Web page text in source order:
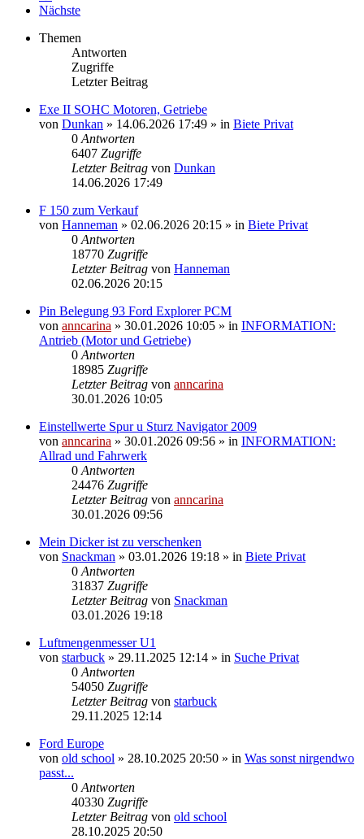
Nächste
Themen
Antworten
Zugriffe
Letzter Beitrag
Exe II SOHC Motoren, Getriebe
von Dunkan » 14.06.2026 17:49 » in Biete Privat
0 Antworten
6407 Zugriffe
Letzter Beitrag von Dunkan
14.06.2026 17:49
F 150 zum Verkauf
von Hanneman » 02.06.2026 20:15 » in Biete Privat
0 Antworten
18770 Zugriffe
Letzter Beitrag von Hanneman
02.06.2026 20:15
Pin Belegung 93 Ford Explorer PCM
von anncarina » 30.01.2026 10:05 » in INFORMATION:
Antrieb (Motor und Getriebe)
0 Antworten
18985 Zugriffe
Letzter Beitrag von anncarina
30.01.2026 10:05
Einstellwerte Spur u Sturz Navigator 2009
von anncarina » 30.01.2026 09:56 » in INFORMATION:
Allrad und Fahrwerk
0 Antworten
24476 Zugriffe
Letzter Beitrag von anncarina
30.01.2026 09:56
Mein Dicker ist zu verschenken
von Snackman » 03.01.2026 19:18 » in Biete Privat
0 Antworten
31837 Zugriffe
Letzter Beitrag von Snackman
03.01.2026 19:18
Luftmengenmesser U1
von starbuck » 29.11.2025 12:14 » in Suche Privat
0 Antworten
54050 Zugriffe
Letzter Beitrag von starbuck
29.11.2025 12:14
Ford Europe
von old school » 28.10.2025 20:50 » in Was sonst nirgendwo
passt...
0 Antworten
40330 Zugriffe
Letzter Beitrag von old school
28.10.2025 20:50